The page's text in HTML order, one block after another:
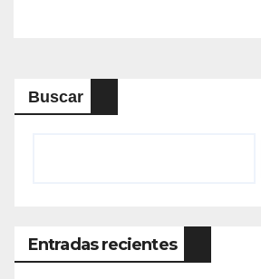
Buscar
Entradas recientes